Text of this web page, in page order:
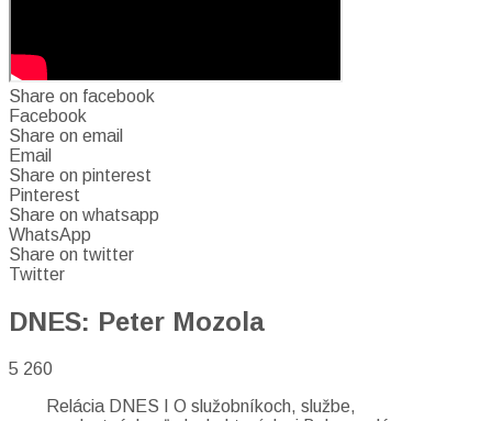
Share on facebook
Facebook
Share on email
Email
Share on pinterest
Pinterest
Share on whatsapp
WhatsApp
Share on twitter
Twitter
DNES: Peter Mozola
5 260
Relácia DNES I O služobníkoch, službe,